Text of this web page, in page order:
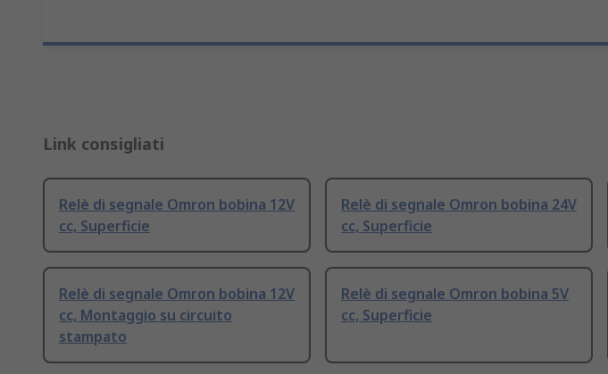
Link consigliati
Relè di segnale Omron bobina 12V
cc, Superficie
Relè di segnale Omron bobina 24V
cc, Superficie
Relè di segnale Omron bobina 12V
cc, Montaggio su circuito
stampato
Relè di segnale Omron bobina 5V
cc, Superficie